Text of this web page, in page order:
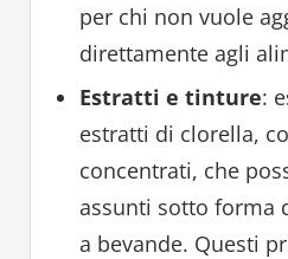
per chi non vuole
direttamente agli
Estratti e tinture:
estratti di clorella,
concentrati, che
assunti sotto forma
a bevande. Questi